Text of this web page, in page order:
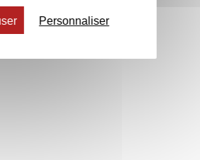
Personnaliser